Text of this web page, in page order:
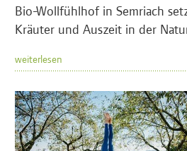
Bio-Wollfühlhof in Semriach
Kräuter und Auszeit in der
weiterlesen